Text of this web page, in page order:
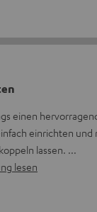
einen
einrichten und
lassen.
lesen